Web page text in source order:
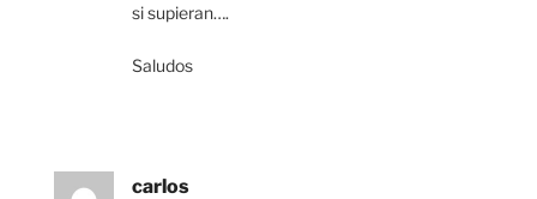
si supieran….
Saludos
carlos